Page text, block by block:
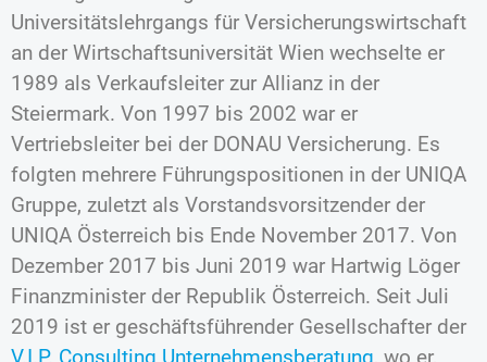
Universitätslehrgangs für Versicherungswirtschaft
an der Wirtschaftsuniversität Wien wechselte er
1989 als Verkaufsleiter zur Allianz in der
Steiermark. Von 1997 bis 2002 war er
Vertriebsleiter bei der DONAU Versicherung. Es
folgten mehrere Führungspositionen in der UNIQA
Gruppe, zuletzt als Vorstandsvorsitzender der
UNIQA Österreich bis Ende November 2017. Von
Dezember 2017 bis Juni 2019 war Hartwig Löger
Finanzminister der Republik Österreich. Seit Juli
2019 ist er geschäftsführender Gesellschafter der